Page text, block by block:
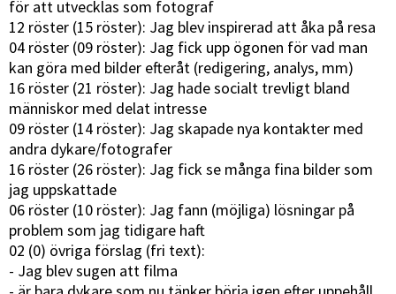
för att utvecklas som fotograf
12 röster (15 röster): Jag blev inspirerad att åka på resa
04 röster (09 röster): Jag fick upp ögonen för vad man
kan göra med bilder efteråt (redigering, analys, mm)
16 röster (21 röster): Jag hade socialt trevligt bland
människor med delat intresse
09 röster (14 röster): Jag skapade nya kontakter med
andra dykare/fotografer
16 röster (26 röster): Jag fick se många fina bilder som
jag uppskattade
06 röster (10 röster): Jag fann (möjliga) lösningar på
problem som jag tidigare haft
02 (0) övriga förslag (fri text):
- Jag blev sugen att filma